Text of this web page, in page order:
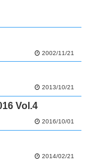
2002/11/21
2013/10/21
Vol.4
2016/10/01
2014/02/21